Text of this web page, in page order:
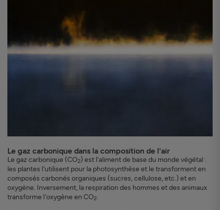
Le gaz carbonique dans la composition de l'air
Le gaz carbonique (CO2) est l'aliment de base du monde végétal :
les plantes l'utilisent pour la photosynthèse et le transforment en
composés carbonés organiques (sucres, cellulose, etc.) et en
oxygène. Inversement, la respiration des hommes et des animaux
transforme l'oxygène en CO2.